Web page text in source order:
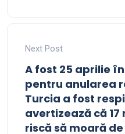
Next Post
A fost 25 aprilie
pentru anularea
Turcia a fost
avertizează că
riscă să moară